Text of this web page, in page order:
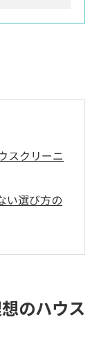
スクリーニ
い選び方の
選ばれる
見極め方
の強みと
のハウス